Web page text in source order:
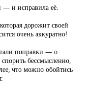
— и исправила её.
дорожит своей
очень аккуратно!
поправки — о
бессмысленно,
что можно обойтись